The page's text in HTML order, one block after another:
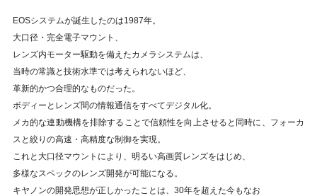
EOSシステムが誕生したのは1987年。
大口径・完全電子マウント、
レンズ内モーター駆動を備えたカメラシステムは、
当時の常識と技術水準では考えられないほど、
革新的かつ合理的なものだった。
ボディーとレンズ間の情報通信をすべてデジタル化。
メカ的な連動機構を排除することで信頼性を向上させると同時に、フォーカ
スと絞りの高速・高精度な制御を実現。
これと大口径マウントにより、明るい高画質レンズをはじめ、
多様なスペックのレンズ開発が可能になる。
キヤノンの開発思想が正しかったことは、30年を超えた今もなお